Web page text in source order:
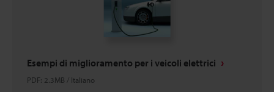
Esempi di miglioramento per i veicoli elettrici
PDF: 2.3MB / Italiano